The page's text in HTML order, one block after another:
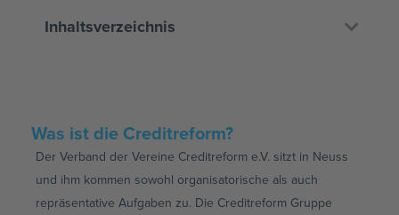
Inhaltsverzeichnis
Was ist die Creditreform?
Der Verband der Vereine Creditreform e.V. sitzt in Neuss
und ihm kommen sowohl organisatorische als auch
repräsentative Aufgaben zu. Die Creditreform Gruppe